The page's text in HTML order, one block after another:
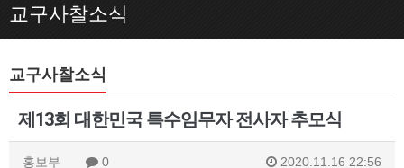
교구사찰소식
교구사찰소식
제13회 대한민국 특수임무자 전사자 추모식
홍보부 0 2020.11.16 22:56